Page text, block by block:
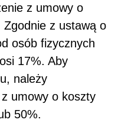
z umowy o
Zgodnie z ustawą o
osób fizycznych
17%. Aby
należy
umowy o koszty
50%.